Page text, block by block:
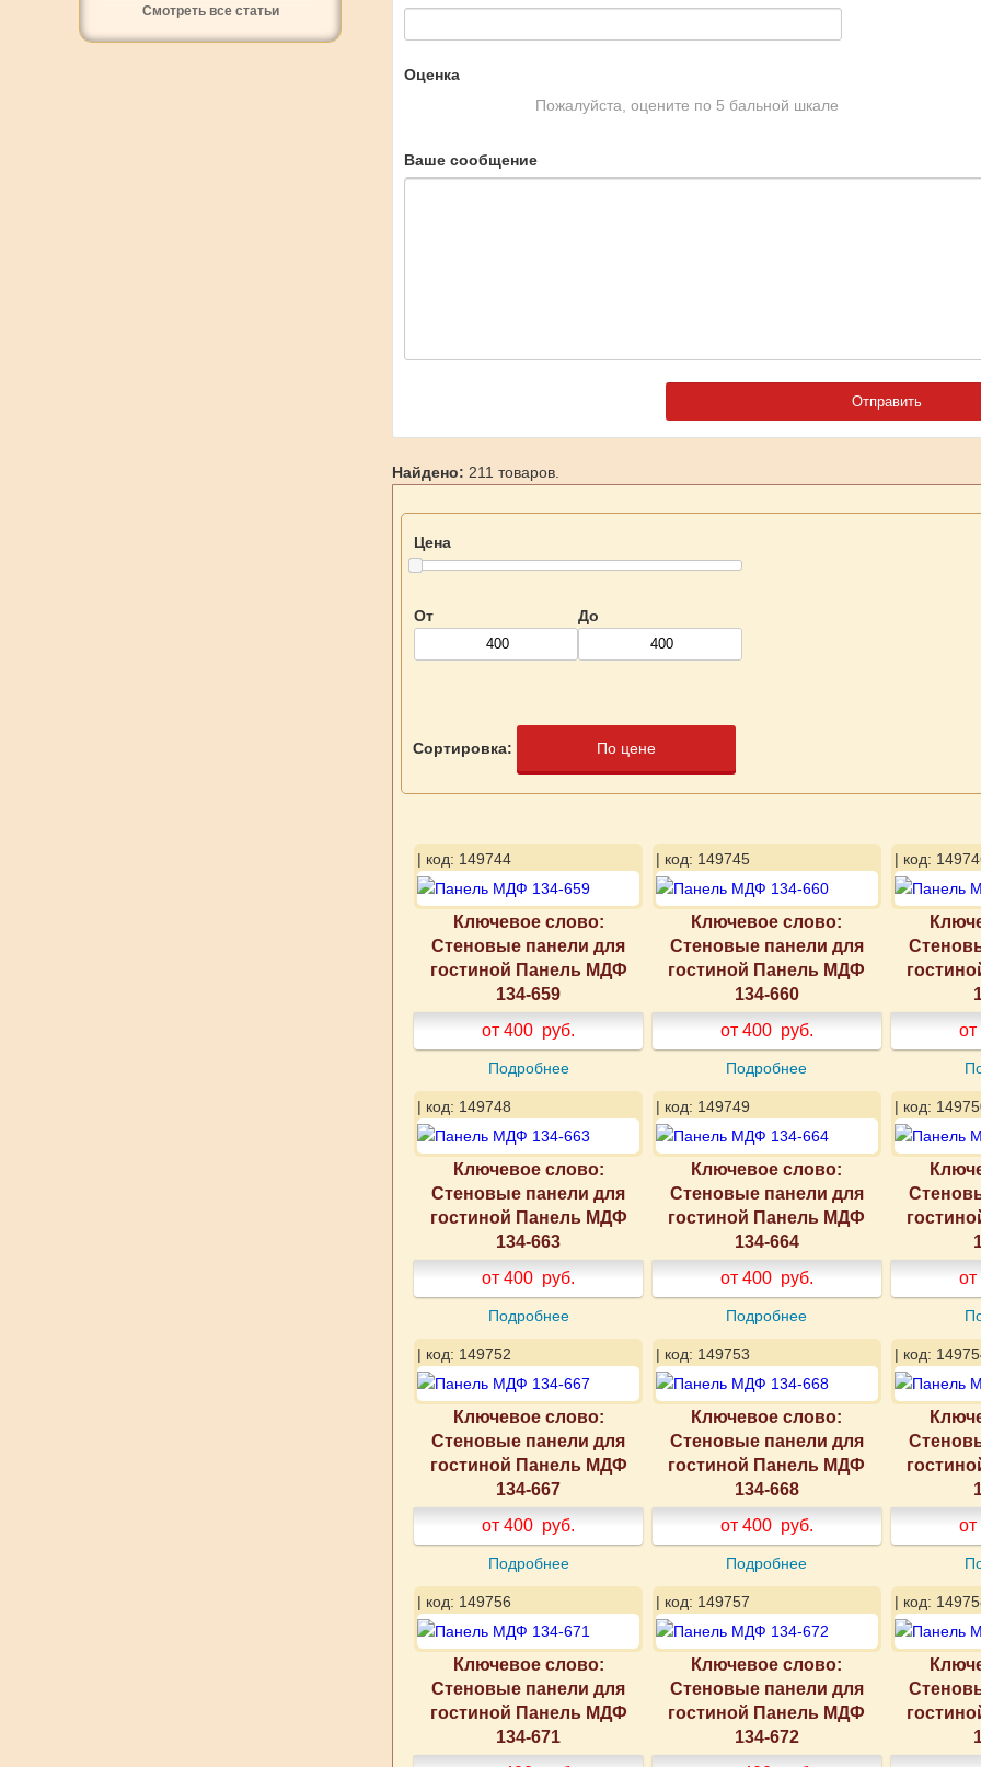
Смотреть все статьи
Оценка
Пожалуйста, оцените по 5 бальной шкале
Ваше сообщение
Найдено: 211 товаров.
Цена
От До
Сортировка: По цене
| код: 149744
Ключевое слово:
Стеновые панели для
гостиной Панель МДФ
134-659
от 400 руб.
Подробнее
| код: 149745
Ключевое слово:
Стеновые панели для
гостиной Панель МДФ
134-660
от 400 руб.
Подробнее
| код:
от
| код: 149748
Ключевое слово:
Стеновые панели для
гостиной Панель МДФ
134-663
от 400 руб.
Подробнее
| код: 149749
Ключевое слово:
Стеновые панели для
гостиной Панель МДФ
134-664
от 400 руб.
Подробнее
| код:
от
| код: 149752
Ключевое слово:
Стеновые панели для
гостиной Панель МДФ
134-667
от 400 руб.
Подробнее
| код: 149753
Ключевое слово:
Стеновые панели для
гостиной Панель МДФ
134-668
от 400 руб.
Подробнее
| код:
от
| код: 149756
Ключевое слово:
Стеновые панели для
гостиной Панель МДФ
134-671
| код: 149757
Ключевое слово:
Стеновые панели для
гостиной Панель МДФ
134-672
| код: